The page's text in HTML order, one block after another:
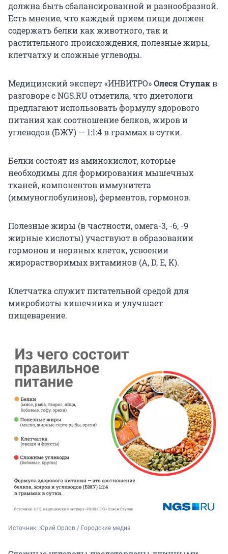
должна быть сбалансированной и разнообразной.
Есть мнение, что каждый прием пищи должен
содержать белки как животного, так и
растительного происхождения, полезные жиры,
клетчатку и сложные углеводы.
Медицинский эксперт «ИНВИТРО»Олеся Ступакв
разговоре с NGS.RU отметила, что диетологи
предлагают использовать формулу здорового
питания как соотношение белков, жиров и
углеводов (БЖУ) — 1:1:4 в граммах в сутки.
Белки состоят из аминокислот, которые
необходимы для формирования мышечных
тканей, компонентов иммунитета
(иммуноглобулинов), ферментов, гормонов.
Полезные жиры (в частности, омега-3, -6, -9
жирные кислоты) участвуют в образовании
гормонов и нервных клеток, усвоении
жирорастворимых витаминов (A, D, E, K).
Клетчатка служит питательной средой для
микробиоты кишечника и улучшает
пищеварение.
Источник: Юрий Орлов / Городские медиа